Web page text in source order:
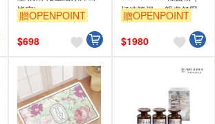
皆宜)
贈OPENPOINT
$698
極速降溫 、親膚舒壓，
夏日節能省電首選
贈OPENPOINT
$1980